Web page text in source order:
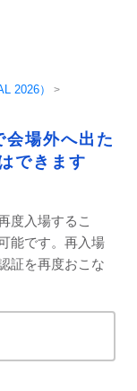
2026） >
場外へ出た
できます
度入場するこ
能です。再入場
証を再度おこな